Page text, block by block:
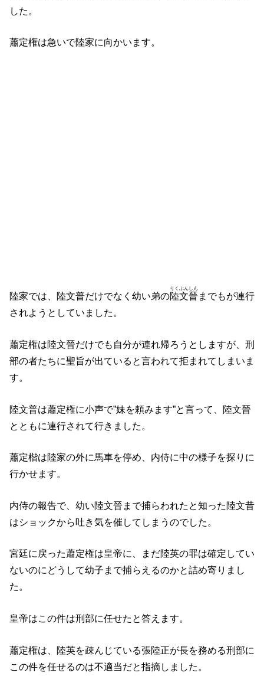
した。
蕭定権は急いで陸家に向かいます。
陸家では、陸文普だけでなく幼い弟の陸文晉
りくぶんしん
までもが連行
されようとしていました。
蕭定権は陸文晉だけでも自分が連れ帰ろうとしますが、刑
部の者たちに聖旨が出ていると言われて拒まれてしまいま
す。
陸文普は蕭定権に小声で”妹を頼みます”と言って、
陸文晉
とともに連行されて行きました。
蕭定楷は陸家の外に馬車を停め、内侍に中の様子を探りに
行かせます。
内侍の報告で、幼い陸文晉まで捕らわれたと知った陸文昔
はショックから吐き気を催してしまうのでした。
宮廷に戻った蕭定権は皇帝に、まだ陸英の罪は確定してい
ないのにどうして幼子まで捕らえるのかと詰め寄りまし
た。
皇帝はこの件は刑部に任せたと答えます。
蕭定権は、陸英を疎んじている張陸正が長を務める刑部に
この件を任せるのは不適当だと指摘しました。